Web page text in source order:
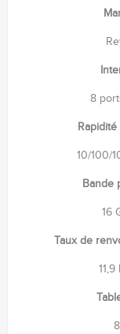
8
10/100/
Bande
16
Taux de
11,9